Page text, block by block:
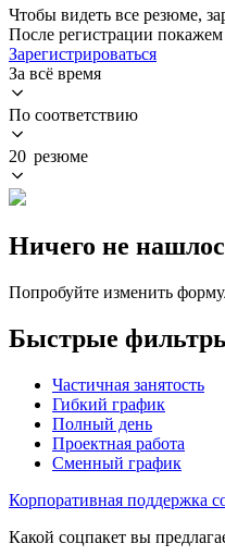
Чтобы видеть все резюме,
После регистрации
Зарегистрироваться
За всё время
По соответствию
20 резюме
Ничего не
Попробуйте изменить
Быстрые
Частичная занятость
Гибкий график
Полный день
Проектная работа
Сменный график
Корпоративная поддержка
Какой соцпакет вы